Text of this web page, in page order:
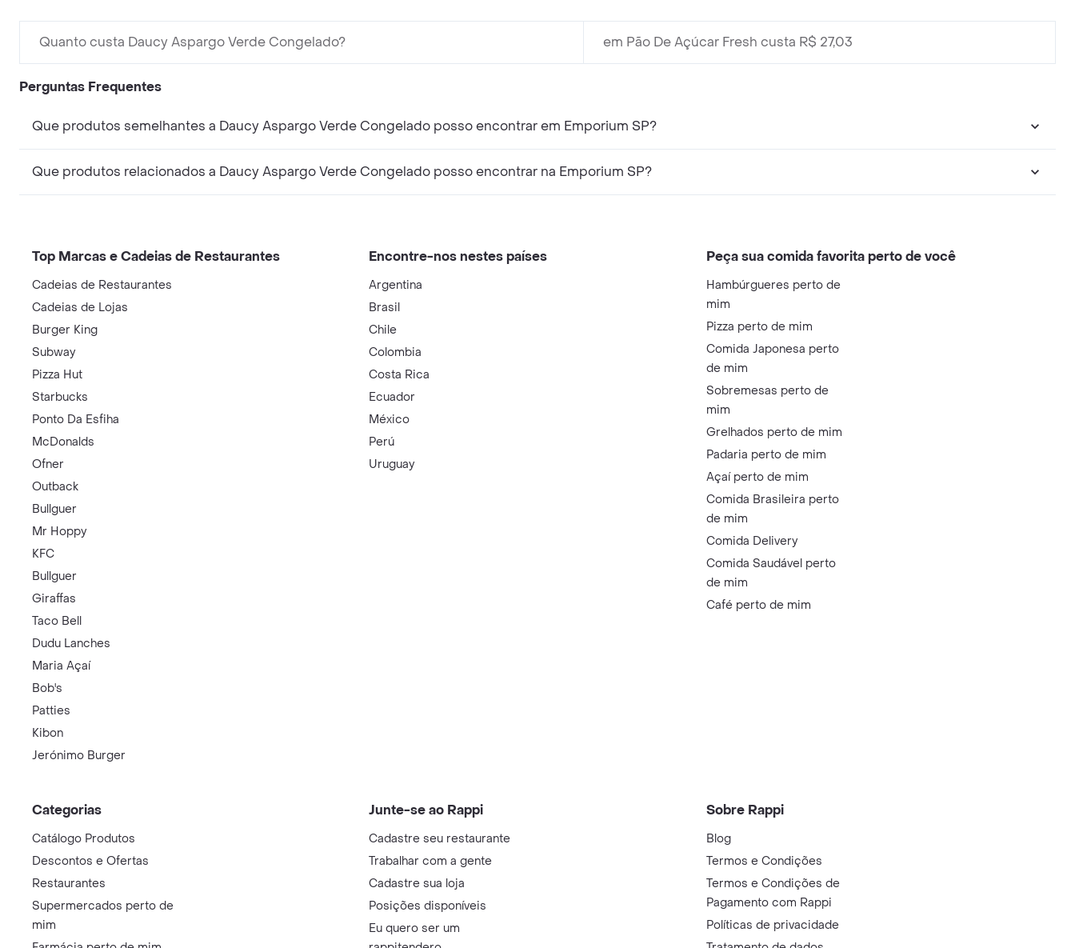
Quanto custa Daucy Aspargo Verde Congelado? em Pão De Açúcar Fresh custa R$ 27,03
Perguntas Frequentes
Que produtos semelhantes a Daucy Aspargo Verde Congelado posso encontrar em Emporium SP?
Que produtos relacionados a Daucy Aspargo Verde Congelado posso encontrar na Emporium SP?
Top Marcas e Cadeias de Restaurantes
Cadeias de Restaurantes
Cadeias de Lojas
Burger King
Subway
Pizza Hut
Starbucks
Ponto Da Esfiha
McDonalds
Ofner
Outback
Bullguer
Mr Hoppy
KFC
Bullguer
Giraffas
Taco Bell
Dudu Lanches
Maria Açaí
Bob's
Patties
Kibon
Jerónimo Burger
Encontre-nos nestes países
Argentina
Brasil
Chile
Colombia
Costa Rica
Ecuador
México
Perú
Uruguay
Peça sua comida favorita perto de você
Hambúrgueres perto de
mim
Pizza perto de mim
Comida Japonesa perto
de mim
Sobremesas perto de
mim
Grelhados perto de mim
Padaria perto de mim
Açaí perto de mim
Comida Brasileira perto
de mim
Comida Delivery
Comida Saudável perto
de mim
Café perto de mim
Categorias
Catálogo Produtos
Descontos e Ofertas
Restaurantes
Supermercados perto de
mim
Junte-se ao Rappi
Cadastre seu restaurante
Trabalhar com a gente
Cadastre sua loja
Posições disponíveis
Eu quero ser um
Sobre Rappi
Blog
Termos e Condições
Termos e Condições de
Pagamento com Rappi
Políticas de privacidade